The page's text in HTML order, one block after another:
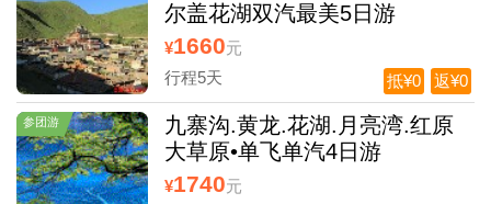
尔盖花湖双汽最美5日游
¥1660元
行程5天
返¥0
抵¥0
参团游
九寨沟.黄龙.花湖.月亮湾.红原
大草原•单飞单汽4日游
¥1740元